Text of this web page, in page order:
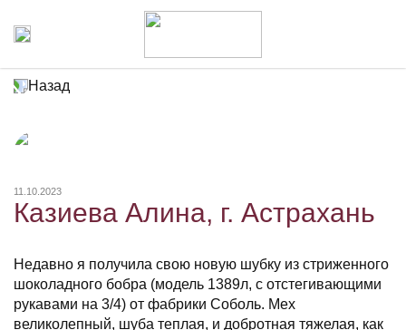
Назад
11.10.2023
Казиева Алина, г. Астрахань
Недавно я получила свою новую шубку из стриженного
шоколадного бобра (модель 1389л, с отстегивающими
рукавами на 3/4) от фабрики Соболь. Мех
великолепный, шуба теплая, и добротная тяжелая, как